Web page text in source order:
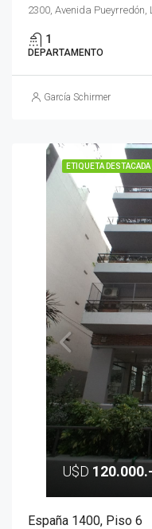
1
DEPARTAMENTO
García Schirmer
ETIQUETA DESTACADA
U$D 120.000.-
España 1400, Piso 6